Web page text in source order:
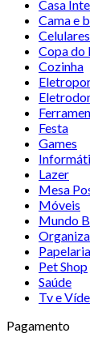
Casa
Cama e
Copa do
Cozinha
Festa
Games
Lazer
Mesa
Móveis
Mundo
Papelaria
Pet Shop
Saúde
Tv e
Pagamento